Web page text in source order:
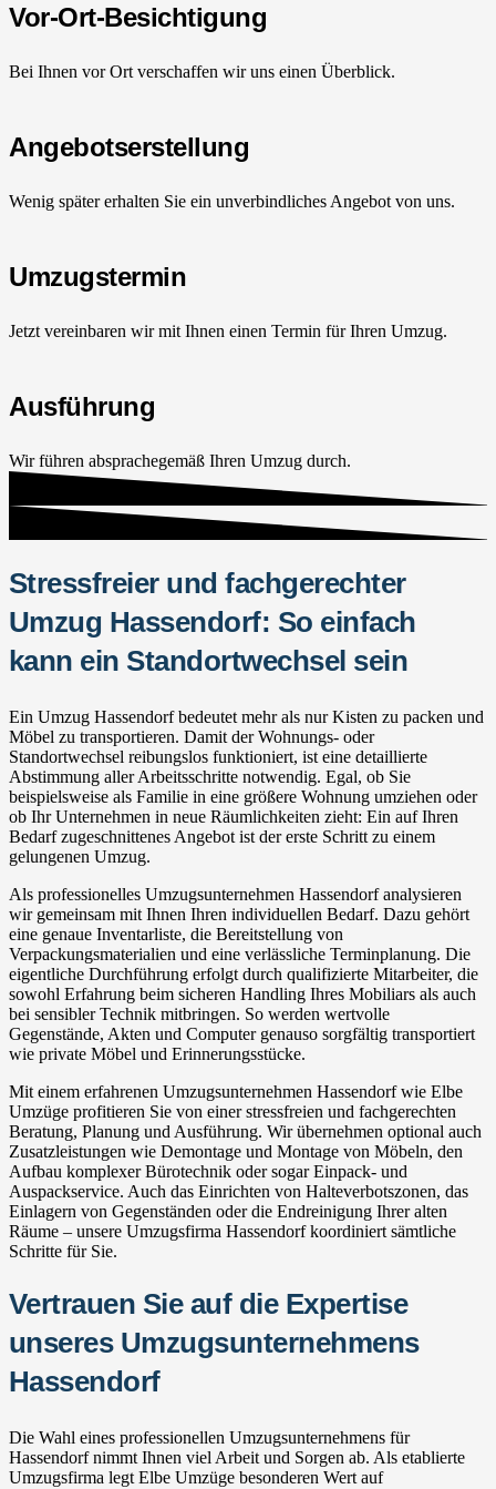
Vor-Ort-Besichtigung
Bei Ihnen vor Ort verschaffen wir uns einen Überblick.
Angebotserstellung
Wenig später erhalten Sie ein unverbindliches Angebot von uns.
Umzugstermin
Jetzt vereinbaren wir mit Ihnen einen Termin für Ihren Umzug.
Ausführung
Wir führen absprachegemäß Ihren Umzug durch.
Stressfreier und fachgerechter
Umzug Hassendorf: So einfach
kann ein Standortwechsel sein
Ein Umzug Hassendorf bedeutet mehr als nur Kisten zu packen und
Möbel zu transportieren. Damit der Wohnungs- oder
Standortwechsel reibungslos funktioniert, ist eine detaillierte
Abstimmung aller Arbeitsschritte notwendig. Egal, ob Sie
beispielsweise als Familie in eine größere Wohnung umziehen oder
ob Ihr Unternehmen in neue Räumlichkeiten zieht: Ein auf Ihren
Bedarf zugeschnittenes Angebot ist der erste Schritt zu einem
gelungenen Umzug.
Als professionelles Umzugsunternehmen Hassendorf analysieren
wir gemeinsam mit Ihnen Ihren individuellen Bedarf. Dazu gehört
eine genaue Inventarliste, die Bereitstellung von
Verpackungsmaterialien und eine verlässliche Terminplanung. Die
eigentliche Durchführung erfolgt durch qualifizierte Mitarbeiter, die
sowohl Erfahrung beim sicheren Handling Ihres Mobiliars als auch
bei sensibler Technik mitbringen. So werden wertvolle
Gegenstände, Akten und Computer genauso sorgfältig transportiert
wie private Möbel und Erinnerungsstücke.
Mit einem erfahrenen Umzugsunternehmen Hassendorf wie Elbe
Umzüge profitieren Sie von einer stressfreien und fachgerechten
Beratung, Planung und Ausführung. Wir übernehmen optional auch
Zusatzleistungen wie Demontage und Montage von Möbeln, den
Aufbau komplexer Bürotechnik oder sogar Einpack- und
Auspackservice. Auch das Einrichten von Halteverbotszonen, das
Einlagern von Gegenständen oder die Endreinigung Ihrer alten
Räume – unsere Umzugsfirma Hassendorf koordiniert sämtliche
Schritte für Sie.
Vertrauen Sie auf die Expertise
unseres Umzugsunternehmens
Hassendorf
Die Wahl eines professionellen Umzugsunternehmens für
Hassendorf nimmt Ihnen viel Arbeit und Sorgen ab. Als etablierte
Umzugsfirma legt Elbe Umzüge besonderen Wert auf